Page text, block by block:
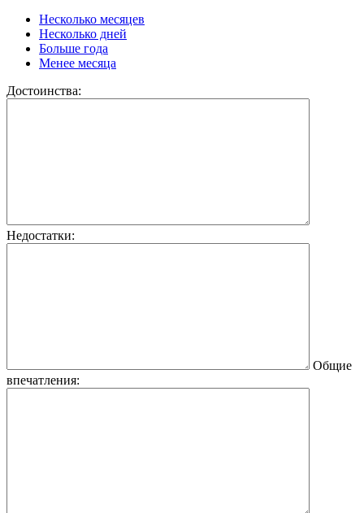
Несколько месяцев
Несколько дней
Больше года
Менее месяца
Достоинства:
Недостатки:
Общие
впечатления: